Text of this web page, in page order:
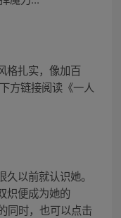
格扎实，像加百
方链接阅读《一人
以前就认识她。
炽便成为她的
同时，也可以点击